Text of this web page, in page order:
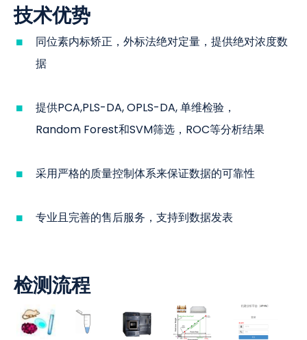
技术优势
同位素内标矫正，外标法绝对定量，提供绝对浓度数
据
提供PCA,PLS-DA, OPLS-DA, 单维检验，
Random Forest和SVM筛选，ROC等分析结果
采用严格的质量控制体系来保证数据的可靠性
专业且完善的售后服务，支持到数据发表
检测流程